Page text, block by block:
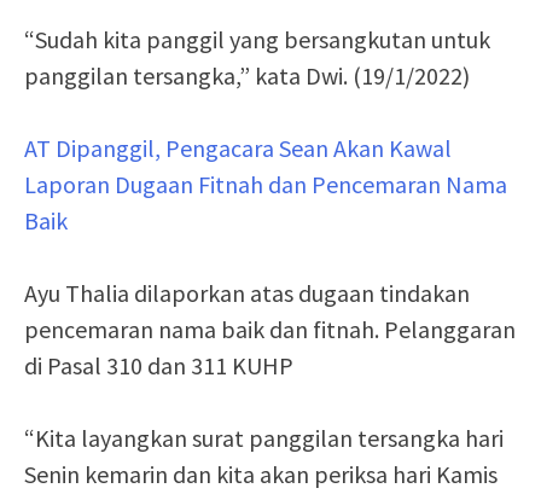
“Sudah kita panggil yang bersangkutan untuk
panggilan tersangka,” kata Dwi. (19/1/2022)
AT Dipanggil, Pengacara Sean Akan Kawal
Laporan Dugaan Fitnah dan Pencemaran Nama
Baik
Ayu Thalia dilaporkan atas dugaan tindakan
pencemaran nama baik dan fitnah. Pelanggaran
di Pasal 310 dan 311 KUHP
“Kita layangkan surat panggilan tersangka hari
Senin kemarin dan kita akan periksa hari Kamis